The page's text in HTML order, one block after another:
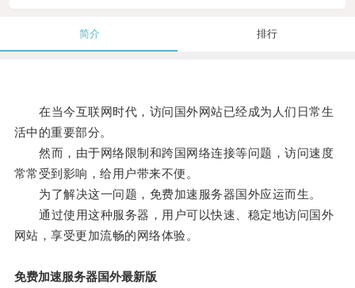
简介 排行
在当今互联网时代，访问国外网站已经成为人们日常生
活中的重要部分。
然而，由于网络限制和跨国网络连接等问题，访问速度
常常受到影响，给用户带来不便。
为了解决这一问题，免费加速服务器国外应运而生。
通过使用这种服务器，用户可以快速、稳定地访问国外
网站，享受更加流畅的网络体验。
免费加速服务器国外最新版